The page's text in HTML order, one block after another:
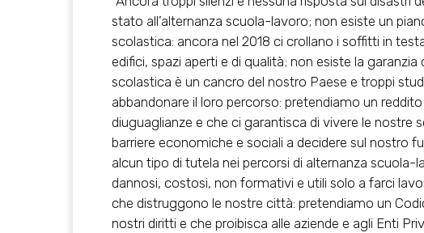
stato all’alternanza scuola-lavoro; non esiste un
scolastica: ancora nel 2018 ci crollano i soffitti in
edifici, spazi aperti e di qualità; non esiste la
scolastica è un cancro del nostro Paese e troppi
abbandonare il loro percorso: pretendiamo un
diuguaglianze e che ci garantisca di vivere le nostre
barriere economiche e sociali a decidere sul nostro
alcun tipo di tutela nei percorsi di alternanza
dannosi, costosi, non formativi e utili solo a farci
che distruggono le nostre città: pretendiamo un
nostri diritti e che proibisca alle aziende e agli Enti